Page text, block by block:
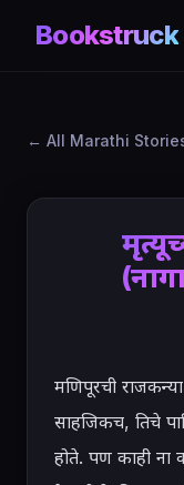
Bookstruck
All Marathi
मणिपूरची
साहजिकच, तिचे
होते. पण काही ना